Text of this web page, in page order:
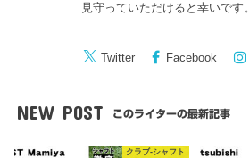
見守っていただけると幸いです。
Twitter Facebook
NEW POST このライターの最新記事
クラブ-シャフト